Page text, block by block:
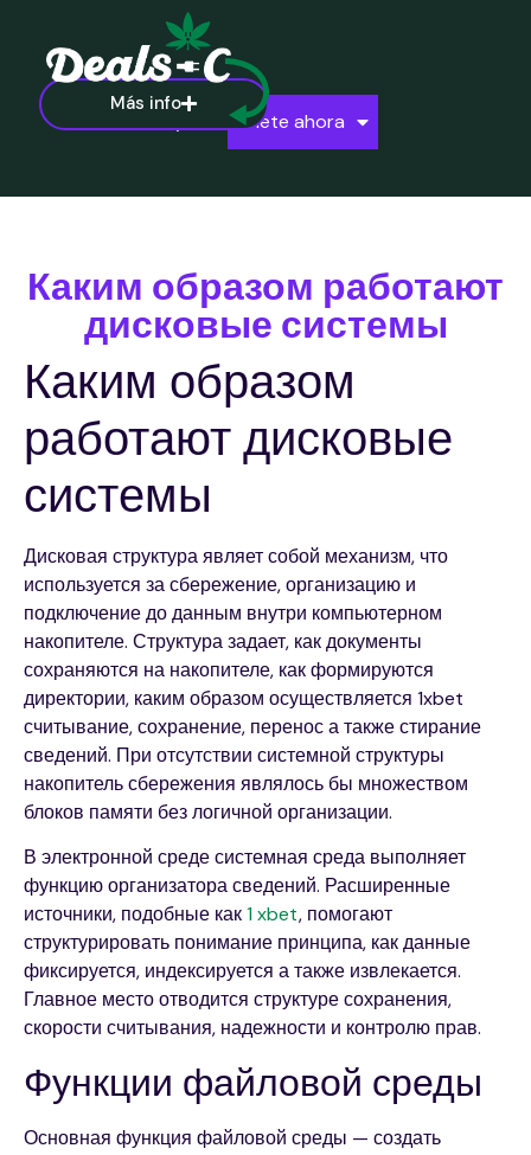
Más info
Únete ahora
Каким образом работают
дисковые системы
Каким образом
работают дисковые
системы
Дисковая структура являет собой механизм, что
используется за сбережение, организацию и
подключение до данным внутри компьютерном
накопителе. Структура задает, как документы
сохраняются на накопителе, как формируются
директории, каким образом осуществляется 1xbet
считывание, сохранение, перенос а также стирание
сведений. При отсутствии системной структуры
накопитель сбережения являлось бы множеством
блоков памяти без логичной организации.
В электронной среде системная среда выполняет
функцию организатора сведений. Расширенные
источники, подобные как1 xbet, помогают
структурировать понимание принципа, как данные
фиксируется, индексируется а также извлекается.
Главное место отводится структуре сохранения,
скорости считывания, надежности и контролю прав.
Функции файловой среды
Основная функция файловой среды — создать